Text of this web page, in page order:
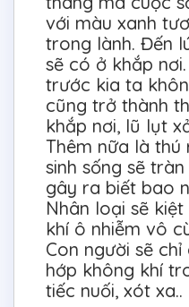
với màu xanh
trong lành. Đến
sẽ có ở khắp
trước kia ta
cũng trở thành
khắp nơi, lũ lụt
Thêm nữa là
sinh sống sẽ
gây ra biết bao
Nhân loại sẽ
khí ô nhiễm vô
Con người sẽ
hớp không khí
tiếc nuối, xót xa..